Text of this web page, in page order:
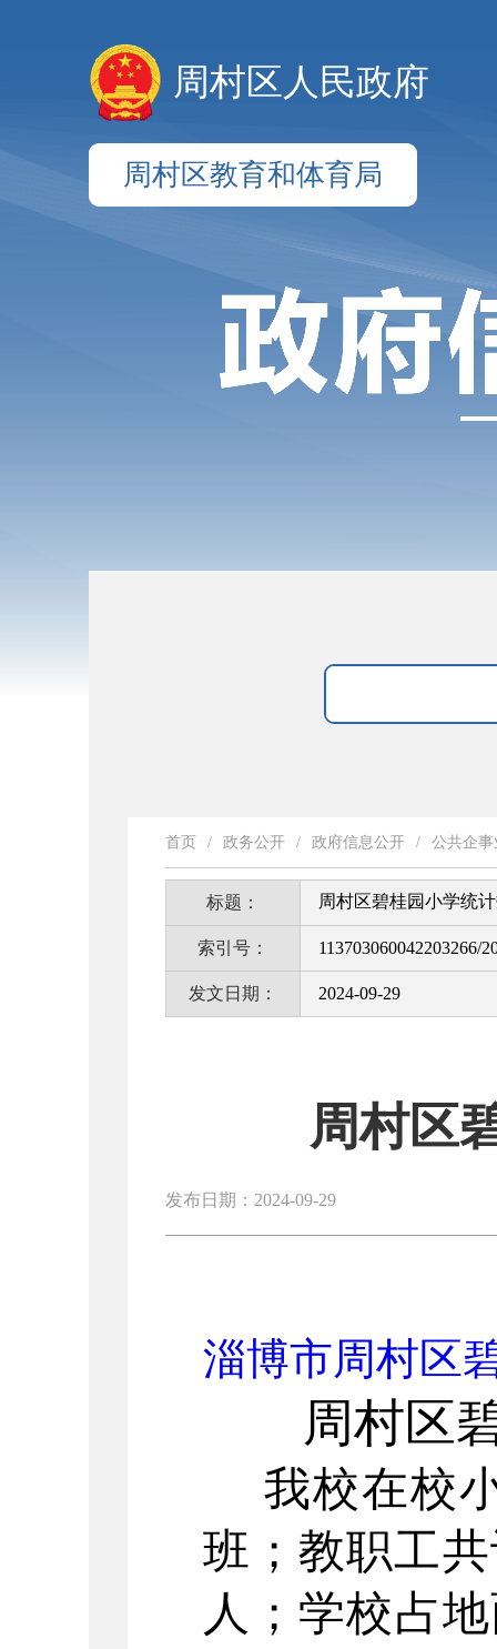
周村区人民政府
周村区教育和体育局
首页 / 政务公开 / 政府信息公开 / 公共企
标题： 周村区碧桂园小学统
索引号： 113703060042203266/
发文日期： 2024-09-29
周村区
发布日期：2024-09-29
淄博市周村区
周村区
我校在校
班；教职工
人；学校占